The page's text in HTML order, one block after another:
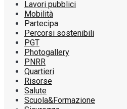
Lavori pubblici
Mobilità
Partecipa
Percorsi sostenibili
PGT
Photogallery
PNRR
Quartieri
Risorse
Salute
Scuola&Formazione